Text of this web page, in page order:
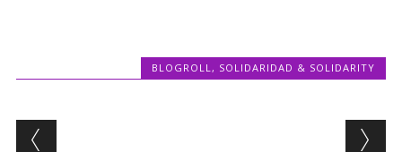
BLOGROLL, SOLIDARIDAD & SOLIDARITY
Post navigation